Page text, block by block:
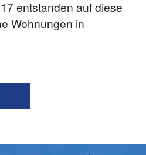
entstanden auf diese
Wohnungen in